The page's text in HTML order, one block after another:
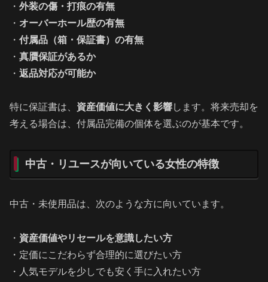
・ 外装の傷・打痕の有無
・ オーバーホール歴の有無
・ 付属品（箱・保証書）の有無
・ 真贋保証があるか
・ 返品対応が可能か
特に保証書は、 資産価値に大きく影響します。将来売却を
考える場合は、付属品完備の個体を選ぶのが基本です。
中古・リユースが向いている女性の特徴
中古・未使用品は、次のような方に向いています。
・ 資産価値やリセールを意識したい方
・定価にこだわらず合理的に選びたい方
・人気モデルを少しでも安く手に入れたい方